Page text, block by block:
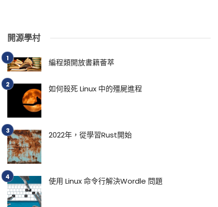
開源學村
編程類開放書籍薈萃
如何殺死 Linux 中的殭屍進程
2022年，從學習Rust開始
使用 Linux 命令行解決Wordle 問題